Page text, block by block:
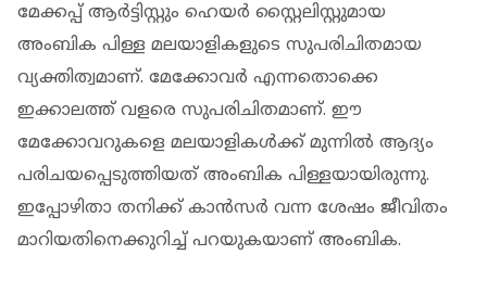
മേക്കപ്പ് ആര്‍ട്ടിസ്റ്റും ഹെയര്‍ സ്റ്റൈലിസ്റ്റുമായ
അംബിക പിള്ള മലയാളികളുടെ സുപരിചിതമായ
വ്യക്തിത്വമാണ്. മേക്കോവർ എന്നതൊക്കെ
ഇക്കാലത്ത് വളരെ സുപരിചിതമാണ്. ഈ
മേക്കോവറുകളെ മലയാളികൾക്ക് മുന്നിൽ ആദ്യം
പരിചയപ്പെടുത്തിയത് അംബിക പിള്ളയായിരുന്നു.
ഇപ്പോഴിതാ തനിക്ക് കാൻസർ വന്ന ശേഷം ജീവിതം
മാറിയതിനെക്കുറിച്ച് പറയുകയാണ് അംബിക.